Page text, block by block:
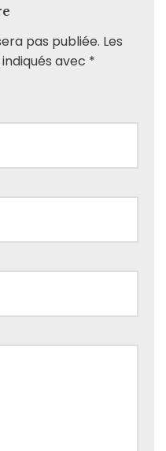
pas publiée. Les
avec *